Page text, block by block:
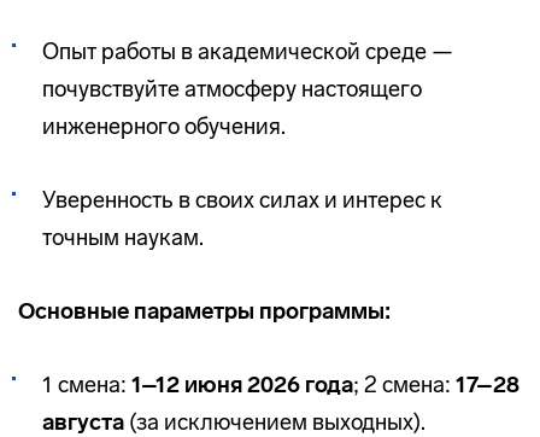
Опыт работы в академической среде —
почувствуйте атмосферу настоящего
инженерного обучения.
Уверенность в своих силах и интерес к
точным наукам.
Основные параметры программы:
1 смена: 1–12 июня 2026 года; 2 смена: 17–28
августа (за исключением выходных).